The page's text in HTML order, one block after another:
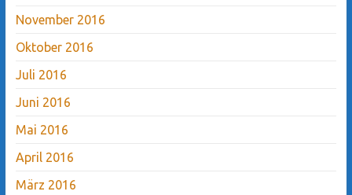
November 2016
Oktober 2016
Juli 2016
Juni 2016
Mai 2016
April 2016
März 2016